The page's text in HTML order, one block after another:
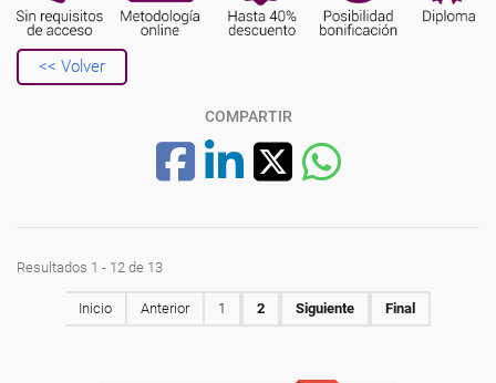
<< Volver
COMPARTIR
Resultados 1 - 12 de 13
Inicio Anterior 1 2 Siguiente Final